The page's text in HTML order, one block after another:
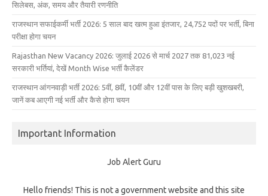
सिलेबस, अंक, समय और तैयारी रणनीति
राजस्थान सफाईकर्मी भर्ती 2026: 5 साल बाद खत्म हुआ इंतजार, 24,752 पदों पर भर्ती, बिना
परीक्षा होगा चयन
Rajasthan New Vacancy 2026: जुलाई 2026 से मार्च 2027 तक 81,023 नई
सरकारी भर्तियां, देखें Month Wise भर्ती कैलेंडर
राजस्थान आंगनवाड़ी भर्ती 2026: 5वीं, 8वीं, 10वीं और 12वीं पास के लिए बड़ी खुशखबरी,
जानें कब आएगी नई भर्ती और कैसे होगा चयन
Important Information
Job Alert Guru
Hello friends! This is not a government website and this site